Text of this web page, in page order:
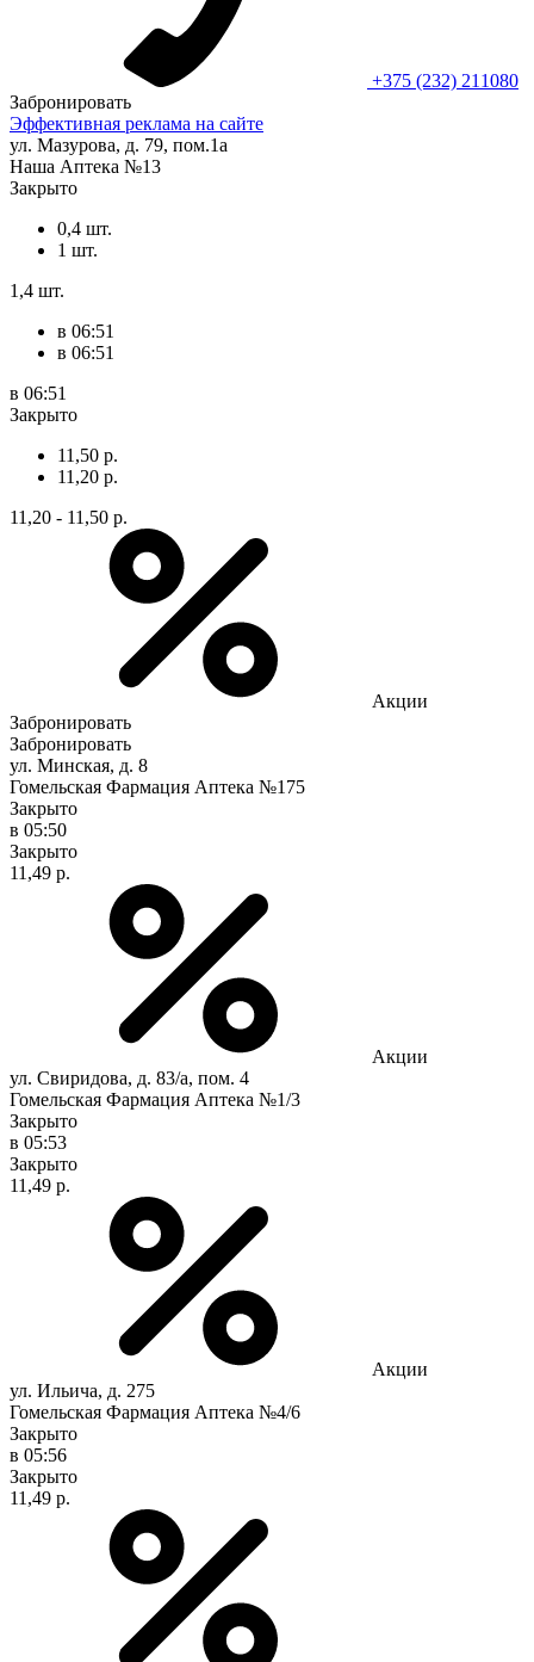
+375 (232) 211080
Забронировать
Эффективная реклама на сайте
ул. Мазурова, д. 79, пом.1а
Наша Аптека №13
Закрыто
0,4 шт.
1 шт.
1,4 шт.
в 06:51
в 06:51
в 06:51
Закрыто
11,50 р.
11,20 р.
11,20 - 11,50 р.
Акции
Забронировать
Забронировать
ул. Минская, д. 8
Гомельская Фармация Аптека №175
Закрыто
в 05:50
Закрыто
11,49 р.
Акции
ул. Свиридова, д. 83/а, пом. 4
Гомельская Фармация Аптека №1/3
Закрыто
в 05:53
Закрыто
11,49 р.
Акции
ул. Ильича, д. 275
Гомельская Фармация Аптека №4/6
Закрыто
в 05:56
Закрыто
11,49 р.